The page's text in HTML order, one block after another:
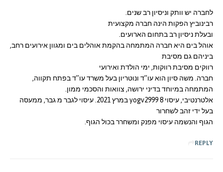
לחברה יש וותק וניסיון רב שנים.
רבינוביץ הפקות הינה חברה מקצועית
ובעלת ניסיון רב בתחום הארועים.
אוהל בים היא חברה המתמחה בהקמת אוהלים בים ומגוון אירועים רחב,
ביניהם גם מסיבת
רווקים מסיבת רווקות, ימי הולדת ואירועי
חברה. משה סיון הוא עו”ד ונוטריון בעל משרד עו”ד בפתח תקווה,
המתמחה במיוחד בדיני ירושה, צוואות והסכמי ממון.
אלטרנטיבי, עיסוי yogv2999 8 במרץ 2021. עיסוי לגבר מ גבר, ממעסה
בעל ידי זהב לשחרור
הגוף והנשמה עיסוי מפנק ומשחרר בכול הגוף.
REPLY